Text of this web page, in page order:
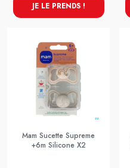
JE LE PRENDS !
Mam Sucette Supreme
+6m Silicone X2